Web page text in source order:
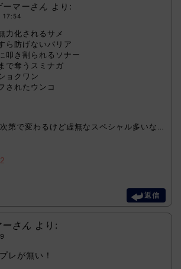
マーさん より:
17:54
力化されるサメ
ら防げないバリア
叩き割られるソナー
で奪うスミナガ
ョクワン
されたウンコ
第で変わるけど虚無なスペシャル多いな…
返信
さん より:
レが無い！